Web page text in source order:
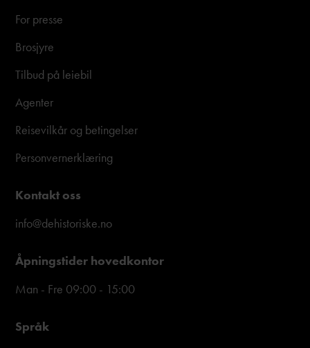
For presse
Brosjyre
Tilbud på leiebil
Agenter
Reisevilkår og betingelser
Personvernerklæring
Kontakt oss
info@dehistoriske.no
Åpningstider hovedkontor
Man - Fre 09:00 - 15:00
Språk